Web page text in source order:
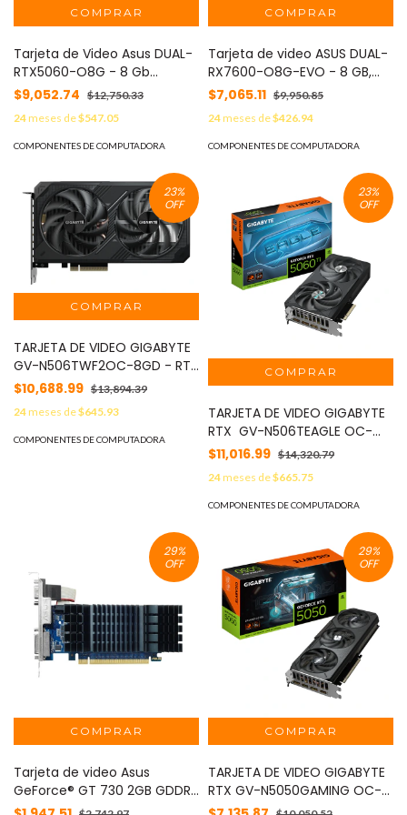
Tarjeta de Video Asus DUAL-
RTX5060-O8G - 8 Gb
GDDR7, PCIe 5.0, HDMI 2.1b, DP
$9,052.74 $12,750.33
24meses de$547.05
COMPONENTES DE COMPUTADORA
Tarjeta de video ASUS DUAL-
RX7600-O8G-EVO - 8 GB,
GDDR6, PCI Express 4.0
$7,065.11 $9,950.85
24meses de$426.94
COMPONENTES DE COMPUTADORA
23%
OFF
TARJETA DE VIDEO GIGABYTE
GV-N506TWF2OC-8GD - RTX
5060Ti, 8GB, 128 BITS, GDDR7,
$10,688.99 $13,894.39
24meses de$645.93
COMPONENTES DE COMPUTADORA
23%
OFF
TARJETA DE VIDEO GIGABYTE
RTX GV-N506TEAGLE OC-
8GD - 8GB, 128 BITS, GDDR7,
$11,016.99 $14,320.79
24meses de$665.75
COMPONENTES DE COMPUTADORA
29%
OFF
Tarjeta de video Asus
GeForce® GT 730 2GB GDDR5
para compilación HTPC
29%
OFF
TARJETA DE VIDEO GIGABYTE
RTX GV-N5050GAMING OC-
8GD - 8GB, 128 BITS, GDDR6,